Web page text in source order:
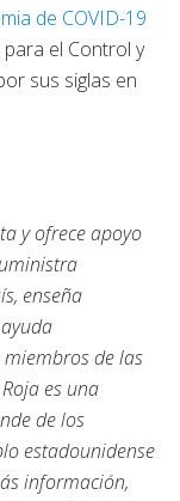
de COVID-19
el Control y
sus siglas en
y ofrece apoyo
enseña
de las
es una
de los
estadounidense
información,